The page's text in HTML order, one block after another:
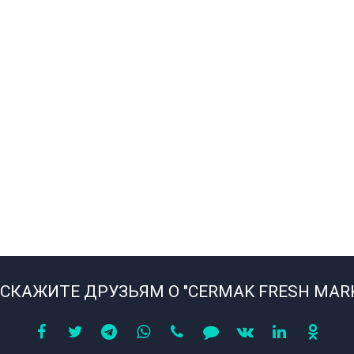
ДРУЗЬЯМ О "CERMAK FRESH